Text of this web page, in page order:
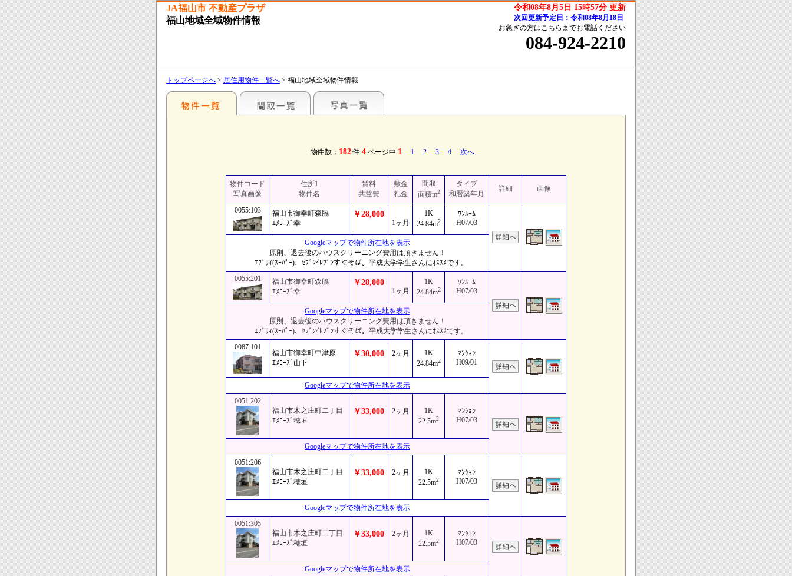
令和08年8月5日 15時57分 更新
次回更新予定日：令和08年8月18日
JA福山市 不動産プラザ
福山地域全域物件情報
お急ぎの方はこちらまでお電話ください
084-924-2210
トップページへ > 居住用物件一覧へ > 福山地域全域物件情報
物件数： 182件 4 ページ中 1 1 2 3 4 次へ
物件コード
写真画像
住所1
物件名
賃料
共益費
敷金
礼金
間取
面積m2
タイプ
和暦築年月
詳細 画像
0055:103
福山市御幸町森脇
ｴﾒﾛｰｽﾞ幸
￥28,000
1ヶ月
1K
24.84m2
ﾜﾝﾙｰﾑ
H07/03
Googleマップで物件所在地を表示
原則、退去後のハウスクリーニング費用は頂きません！
ｴﾌﾞﾘｨ(ｽｰﾊﾟｰ)、ｾﾌﾞﾝｲﾚﾌﾞﾝすぐそば。平成大学学生さんにｵｽｽﾒです。
0055:201
福山市御幸町森脇
ｴﾒﾛｰｽﾞ幸
￥28,000
1ヶ月
1K
24.84m2
ﾜﾝﾙｰﾑ
H07/03
Googleマップで物件所在地を表示
原則、退去後のハウスクリーニング費用は頂きません！
ｴﾌﾞﾘｨ(ｽｰﾊﾟｰ)、ｾﾌﾞﾝｲﾚﾌﾞﾝすぐそば。平成大学学生さんにｵｽｽﾒです。
0087:101
福山市御幸町中津原
ｴﾒﾛｰｽﾞ山下
￥30,000 2ヶ月
1K
24.84m2
ﾏﾝｼｮﾝ
H09/01
Googleマップで物件所在地を表示
0051:202
福山市木之庄町二丁目
ｴﾒﾛｰｽﾞ穂垣
￥33,000 2ヶ月
1K
22.5m2
ﾏﾝｼｮﾝ
H07/03
Googleマップで物件所在地を表示
0051:206
福山市木之庄町二丁目
ｴﾒﾛｰｽﾞ穂垣
￥33,000 2ヶ月
1K
22.5m2
ﾏﾝｼｮﾝ
H07/03
Googleマップで物件所在地を表示
0051:305
福山市木之庄町二丁目
ｴﾒﾛｰｽﾞ穂垣
￥33,000 2ヶ月
1K
22.5m2
ﾏﾝｼｮﾝ
H07/03
Googleマップで物件所在地を表示